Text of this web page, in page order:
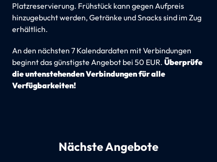
Platzreservierung. Frühstück kann gegen Aufpreis
hinzugebucht werden, Getränke und Snacks sind im Zug
erhältlich.
An den nächsten 7 Kalendardaten mit Verbindungen
beginnt das günstigste Angebot bei 50 EUR. Überprüfe
die untenstehenden Verbindungen für alle
Verfügbarkeiten!
Nächste Angebote